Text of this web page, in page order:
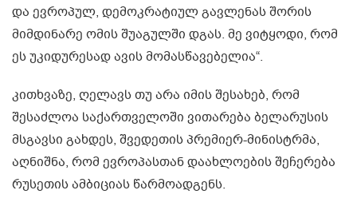
და ევროპულ, დემოკრატიულ გავლენას შორის
მიმდინარე ომის შუაგულში დგას. მე ვიტყოდი, რომ
ეს უკიდურესად ავის მომასწავებელია“.
კითხვაზე, ღელავს თუ არა იმის შესახებ, რომ
შესაძლოა საქართველოში ვითარება ბელარუსის
მსგავსი გახდეს, შვედეთის პრემიერ-მინისტრმა,
აღნიშნა, რომ ევროპასთან დაახლოების შეჩერება
რუსეთის ამბიციას წარმოადგენს.